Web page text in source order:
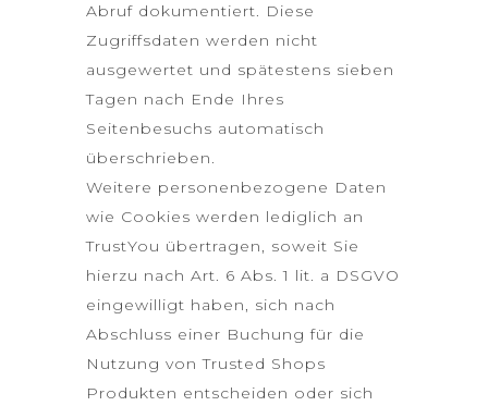
Abruf dokumentiert. Diese
Zugriffsdaten werden nicht
ausgewertet und spätestens sieben
Tagen nach Ende Ihres
Seitenbesuchs automatisch
überschrieben.
Weitere personenbezogene Daten
wie Cookies werden lediglich an
TrustYou übertragen, soweit Sie
hierzu nach Art. 6 Abs. 1 lit. a DSGVO
eingewilligt haben, sich nach
Abschluss einer Buchung für die
Nutzung von Trusted Shops
Produkten entscheiden oder sich